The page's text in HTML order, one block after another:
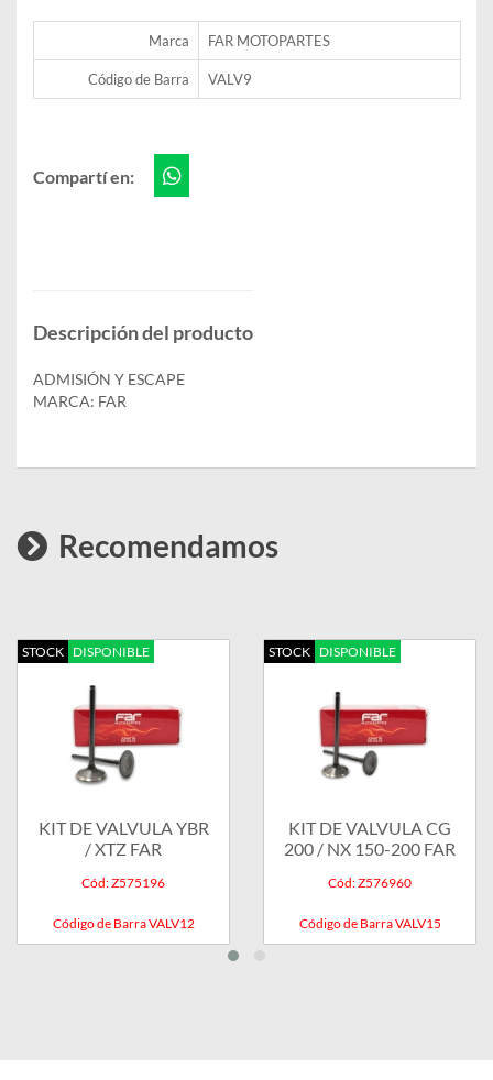
Marca FAR MOTOPARTES
Código de Barra VALV9
Compartí en:
Descripción del producto
ADMISIÓN Y ESCAPE
MARCA: FAR
Recomendamos
STOCK DISPONIBLE
KIT DE VALVULA YBR
/ XTZ FAR
Cód: Z575196
Código de Barra VALV12
STOCK DISPONIBLE
KIT DE VALVULA CG
200 / NX 150-200 FAR
Cód: Z576960
Código de Barra VALV15